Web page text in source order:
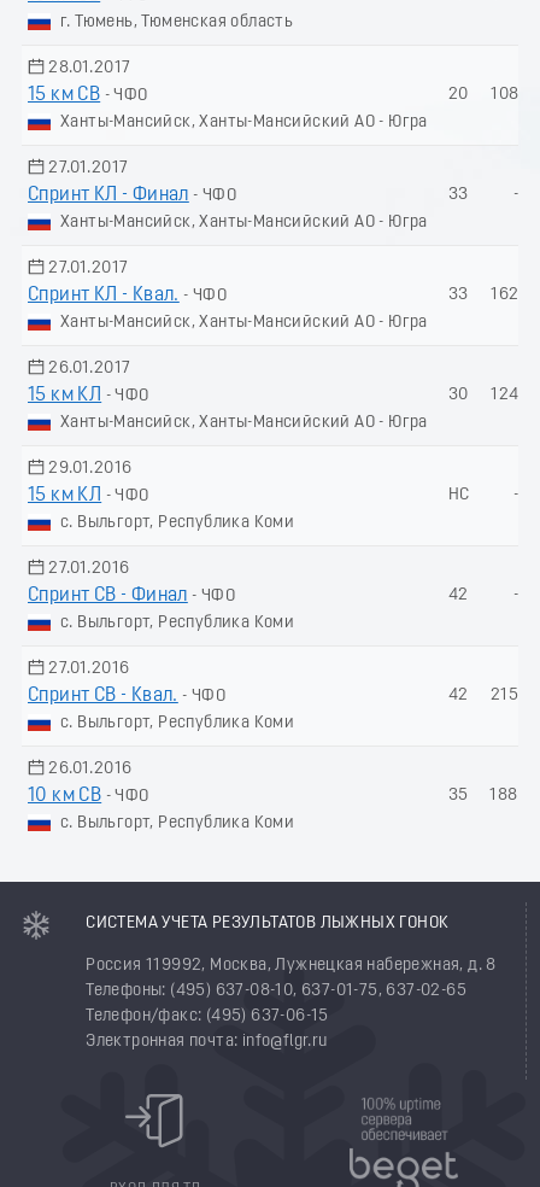
г. Тюмень, Тюменская область
28.01.2017
15 км СВ - ЧФО
Ханты-Мансийск, Ханты-Мансийский АО - Югра
20 108.07
27.01.2017
Спринт КЛ - Финал - ЧФО
Ханты-Мансийск, Ханты-Мансийский АО - Югра
33 -
27.01.2017
Спринт КЛ - Квал. - ЧФО
Ханты-Мансийск, Ханты-Мансийский АО - Югра
33 162.10
26.01.2017
15 км КЛ
- ЧФО
Ханты-Мансийск, Ханты-Мансийский АО - Югра
30 124.12
29.01.2016
15 км КЛ
- ЧФО
с. Выльгорт, Республика Коми
НС -
27.01.2016
Спринт СВ - Финал - ЧФО
с. Выльгорт, Республика Коми
42 -
27.01.2016
Спринт СВ - Квал. - ЧФО
с. Выльгорт, Республика Коми
42
26.01.2016
10 км СВ - ЧФО
с. Выльгорт, Республика Коми
35
СИСТЕМА УЧЕТА РЕЗУЛЬТАТОВ ЛЫЖНЫХ ГОНОК
Россия 119992, Москва, Лужнецкая набережная, д. 8
Телефоны: (495) 637-08-10, 637-01-75, 637-02-65
Телефон/факс: (495) 637-06-15
Электронная почта: info@flgr.ru